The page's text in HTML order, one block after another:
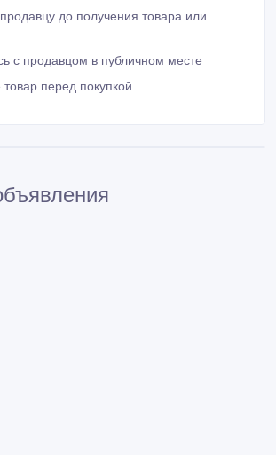
до получения товара или
с продавцом в публичном месте
перед покупкой